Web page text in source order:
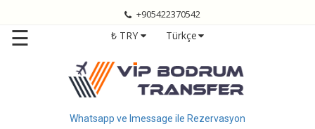
Bodrum
+905422370542
☰ ₺ TRY Türkçe
Whatsapp ve Imessage ile Rezervasyon